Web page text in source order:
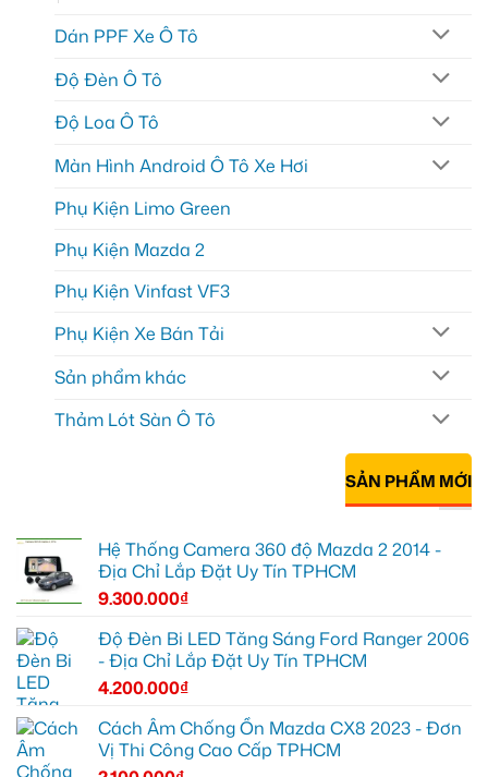
Dán PPF Xe Ô Tô
Độ Đèn Ô Tô
Độ Loa Ô Tô
Màn Hình Android Ô Tô Xe Hơi
Phụ Kiện Limo Green
Phụ Kiện Mazda 2
Phụ Kiện Vinfast VF3
Phụ Kiện Xe Bán Tải
Sản phẩm khác
Thảm Lót Sàn Ô Tô
SẢN PHẨM MỚI
Hệ Thống Camera 360 độ Mazda 2 2014 -
Địa Chỉ Lắp Đặt Uy Tín TPHCM
9.300.000₫
Độ Đèn Bi LED Tăng Sáng Ford Ranger 2006
- Địa Chỉ Lắp Đặt Uy Tín TPHCM
4.200.000₫
Cách Âm Chống Ồn Mazda CX8 2023 - Đơn
Vị Thi Công Cao Cấp TPHCM